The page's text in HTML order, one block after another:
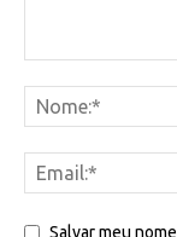
Salvar meu